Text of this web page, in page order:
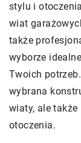
stylu i
wiat
także
wyborze
Twoich
wybrana
wiaty, ale
otoczenia.